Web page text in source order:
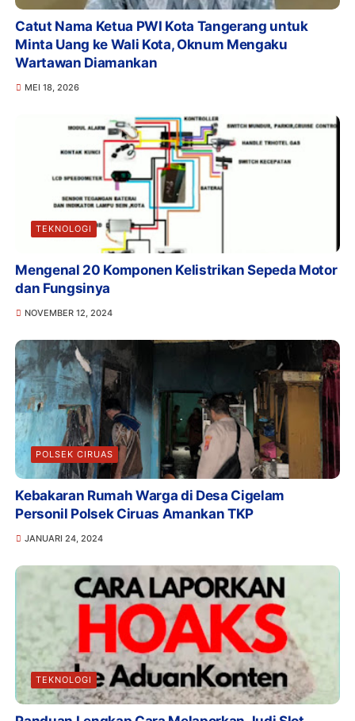
Catut Nama Ketua PWI Kota Tangerang untuk
Minta Uang ke Wali Kota, Oknum Mengaku
Wartawan Diamankan
MEI 18, 2026
TEKNOLOGI
Mengenal 20 Komponen Kelistrikan Sepeda Motor
dan Fungsinya
NOVEMBER 12, 2024
POLSEK CIRUAS
Kebakaran Rumah Warga di Desa Cigelam
Personil Polsek Ciruas Amankan TKP
JANUARI 24, 2024
TEKNOLOGI